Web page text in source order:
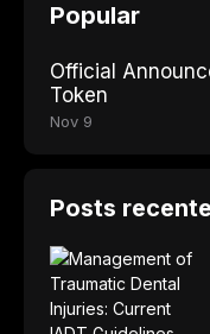
Popular
Official
Token
Nov 9
Posts